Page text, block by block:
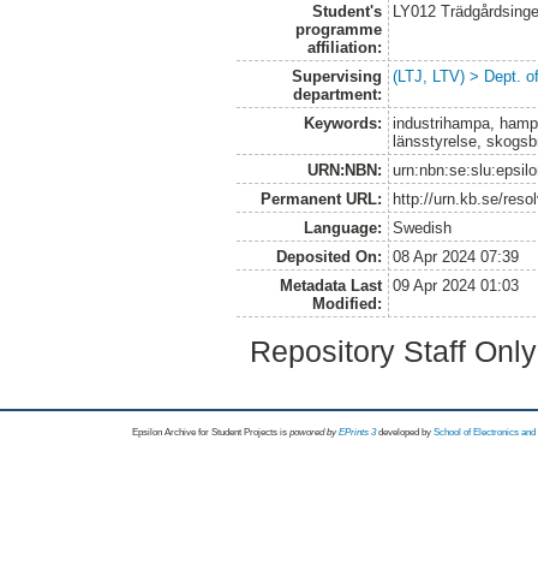
Student's
programme
affiliation:
LY012
Supervising
department:
(LTJ, LTV) > Dept.
Keywords:
industrihampa,
länsstyrelse,
URN:NBN:
Permanent URL:
http://urn.kb.se/
Language:
Swedish
Deposited On:
08 Apr 2024 07:39
Metadata Last
Modified:
09 Apr 2024 01:03
Repository Staff
Epsilon Archive for Student Projects is powored byEPrints 3 developed by School of Electronics